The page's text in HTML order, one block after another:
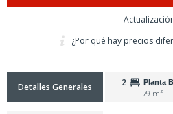
¿Por qué hay precios
Detalles Generales 2 Planta
79 m²